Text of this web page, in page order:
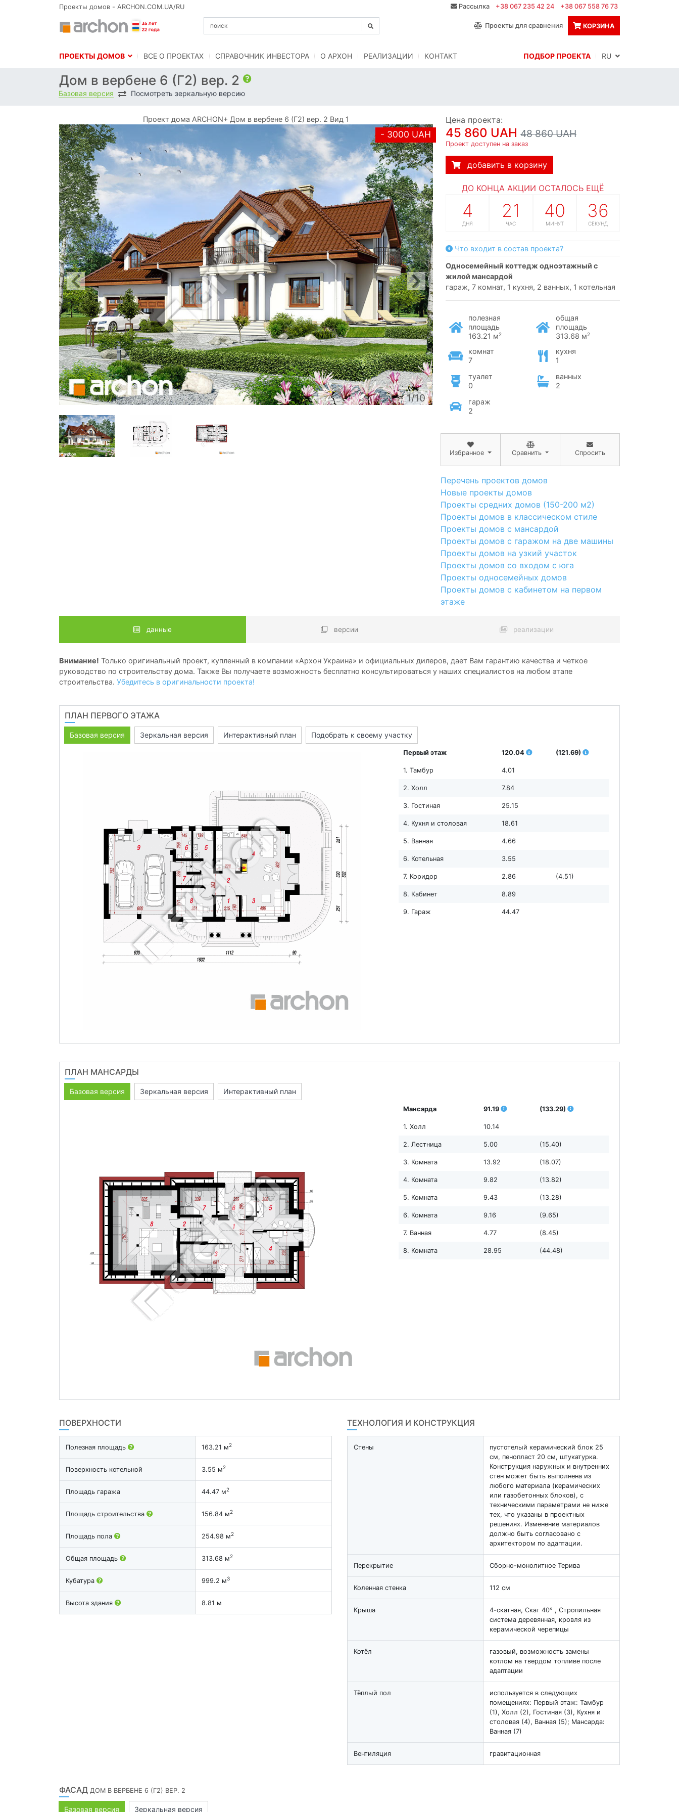
Проекты домов - ARCHON.COM.UA/RU Рассылка +38 067 235 42 24 +38 067 558 76 73
Проекты для сравнения КОРЗИНА
ПРОЕКТЫ ДОМОВ BСЕ О ПРОЕКТАХ СПРАВОЧНИК ИНВЕСТОРА O АРХОН РЕАЛИЗАЦИИ КОНТАКТ ПОДБОР ПРОЕКТА
Дом в вербене 6 (Г2) вер. 2
Базовая версия Посмотреть зеркальную версию
Проект дома ARCHON+ Дом в вербене 6 (Г2) вер. 2 Вид 1
- 3000 UAH
1/10
Цена проекта:
45 860 UAH 48 860 UAH
Проект доступен на заказ
добавить в корзину
ДО КОНЦА АКЦИИ ОСТАЛОСЬ ЕЩЁ
4
ДНЯ
21
ЧАС
40
МИНУТ
35
СЕКУНД
Что входит в состав проекта?
односемейный коттедж одноэтажный с
жилой мансардой
гараж, 7 комнат, 1 кухня, 2 ванных, 1 котельная
полезная
площадь
163.21 м2
общая
площадь
313.68 м2
комнат
7
кухня
1
туалет
0
ванных
2
гараж
2
Избранное Сравнить Спросить
Перечень проектов домов
Новые проекты домов
Проекты средних домов (150-200 м2)
Проекты домов в классическом стиле
Проекты домов с мансардой
Проекты домов с гаражом на две машины
Проекты домов на узкий участок
Проекты домов со входом с юга
Проекты односемейных домов
Проекты домов с кабинетом на первом
этаже
данные версии реализации
Внимание! Только оригинальный проект, купленный в компании «Архон Украина» и официальных дилеров, дает Вам гарантию качества и четкое
руководство по строительству дома. Также Вы получаете возможность бесплатно консультироваться у наших специалистов на любом этапе
строительства. Убедитесь в оригинальности проекта!
ПЛАН ПЕРВОГО ЭТАЖА
Базовая версия Зеркальная версия Интерактивный план Подобрать к своему участку
Первый этаж 120.04 (121.69)
1. Тамбур 4.01
2. Холл 7.84
3. Гостиная 25.15
4. Кухня и столовая 18.61
5. Ванная 4.66
6. Котельная 3.55
7. Коридор 2.86 (4.51)
8. Кабинет 8.89
9. Гараж 44.47
ПЛАН МАНСАРДЫ
Базовая версия Зеркальная версия Интерактивный план
Мансарда 91.19 (133.29)
1. Холл 10.14
2. Лестница 5.00 (15.40)
3. Комната 13.92 (18.07)
4. Комната 9.82 (13.82)
5. Комната 9.43 (13.28)
6. Комната 9.16 (9.65)
7. Ванная 4.77 (8.45)
8. Комната 28.95 (44.48)
ПОВЕРХНОСТИ
Полезная площадь 163.21 м2
Поверхность котельной 3.55 м2
Площадь гаража 44.47 м2
Площадь строительства 156.84 м2
Площадь пола 254.98 м2
Общая площадь 313.68 м2
Кубатура 999.2 м3
Высота здания 8.81 м
ТЕХНОЛОГИЯ И КОНСТРУКЦИЯ
Стены
пустотелый керамический блок 25
см, пенопласт 20 см, штукатурка.
Конструкция наружных и внутренних
стен может быть выполнена из
любого материала (керамических
или газобетонных блоков), с
техническими параметрами не ниже
тех, что указаны в проектных
решениях. Изменение материалов
должно быть согласовано с
архитектором по адаптации.
Перекрытие Cборно-монолитное Терива
Коленная стенка 112 см
Крыша
4-скатная, Скат 40° , Стропильная
система деревянная, кровля из
керамической черепицы
Котёл
газовый, возможность замены
котлом на твердом топливе после
адаптации
Тёплый пол
используется в следующих
помещениях: Первый этаж: Тамбур
(1), Холл (2), Гостиная (3), Кухня и
столовая (4), Ванная (5); Мансарда:
Ванная (7)
Вентиляция гравитационная
ФАСАД ДОМ В ВЕРБЕНЕ 6 (Г2) ВЕР. 2
Базовая версия Зеркальная версия